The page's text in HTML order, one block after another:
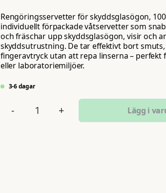
Rengöringsservetter för skyddsglasögon,
individuellt förpackade våtservetter som
och fräschar upp skyddsglasögon, visir och
skyddsutrustning. De tar effektivt bort
fingeravtryck utan att repa linserna – perfekt
eller laboratoriemiljöer.
3-6 dagar
- + Lägg i